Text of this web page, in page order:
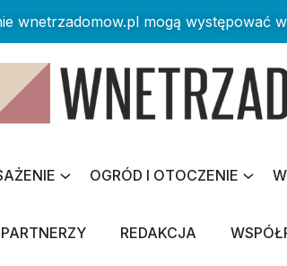
wnetrzadomow.pl mogą występować
OGRÓD I OTOCZENIE
PARTNERZY REDAKCJA